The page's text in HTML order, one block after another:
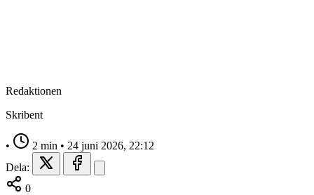
Redaktionen
Skribent
• 2 min • 24 juni 2026, 22:12
Dela:
0